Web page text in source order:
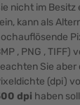
nicht im Besitz
kann als
, PNG , TIFF)
Sie aber
(dpi)
dpi haben